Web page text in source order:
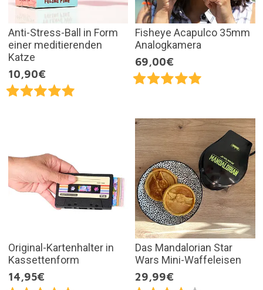
Anti-Stress-Ball in Form
einer meditierenden
Katze
10,90€
Fisheye Acapulco 35mm
Analogkamera
69,00€
Original-Kartenhalter in
Kassettenform
14,95€
Das Mandalorian Star
Wars Mini-Waffeleisen
29,99€